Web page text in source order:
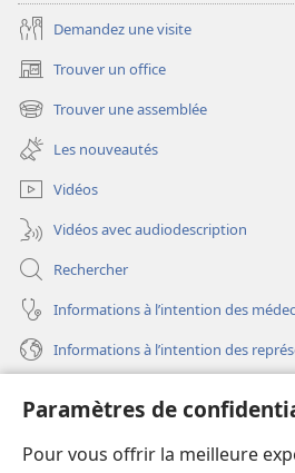
Paramètres de
Pour vous offrir la meilleure
Demandez une visite
Trouver un office
(ouvre
une
nouvelle
fenêtre)
Trouver une assemblée
(ouvre
une
nouvelle
fenêtre)
Les nouveautés
Vidéos
Vidéos avec audiodescription
Rechercher
Informations à l’intention des
Informations à l’intention des
(ouvre